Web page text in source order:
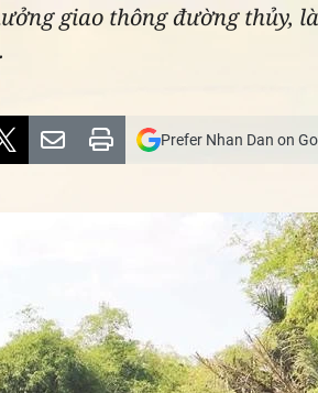
giao thông đường thủy,
Prefer Nhan Dan on